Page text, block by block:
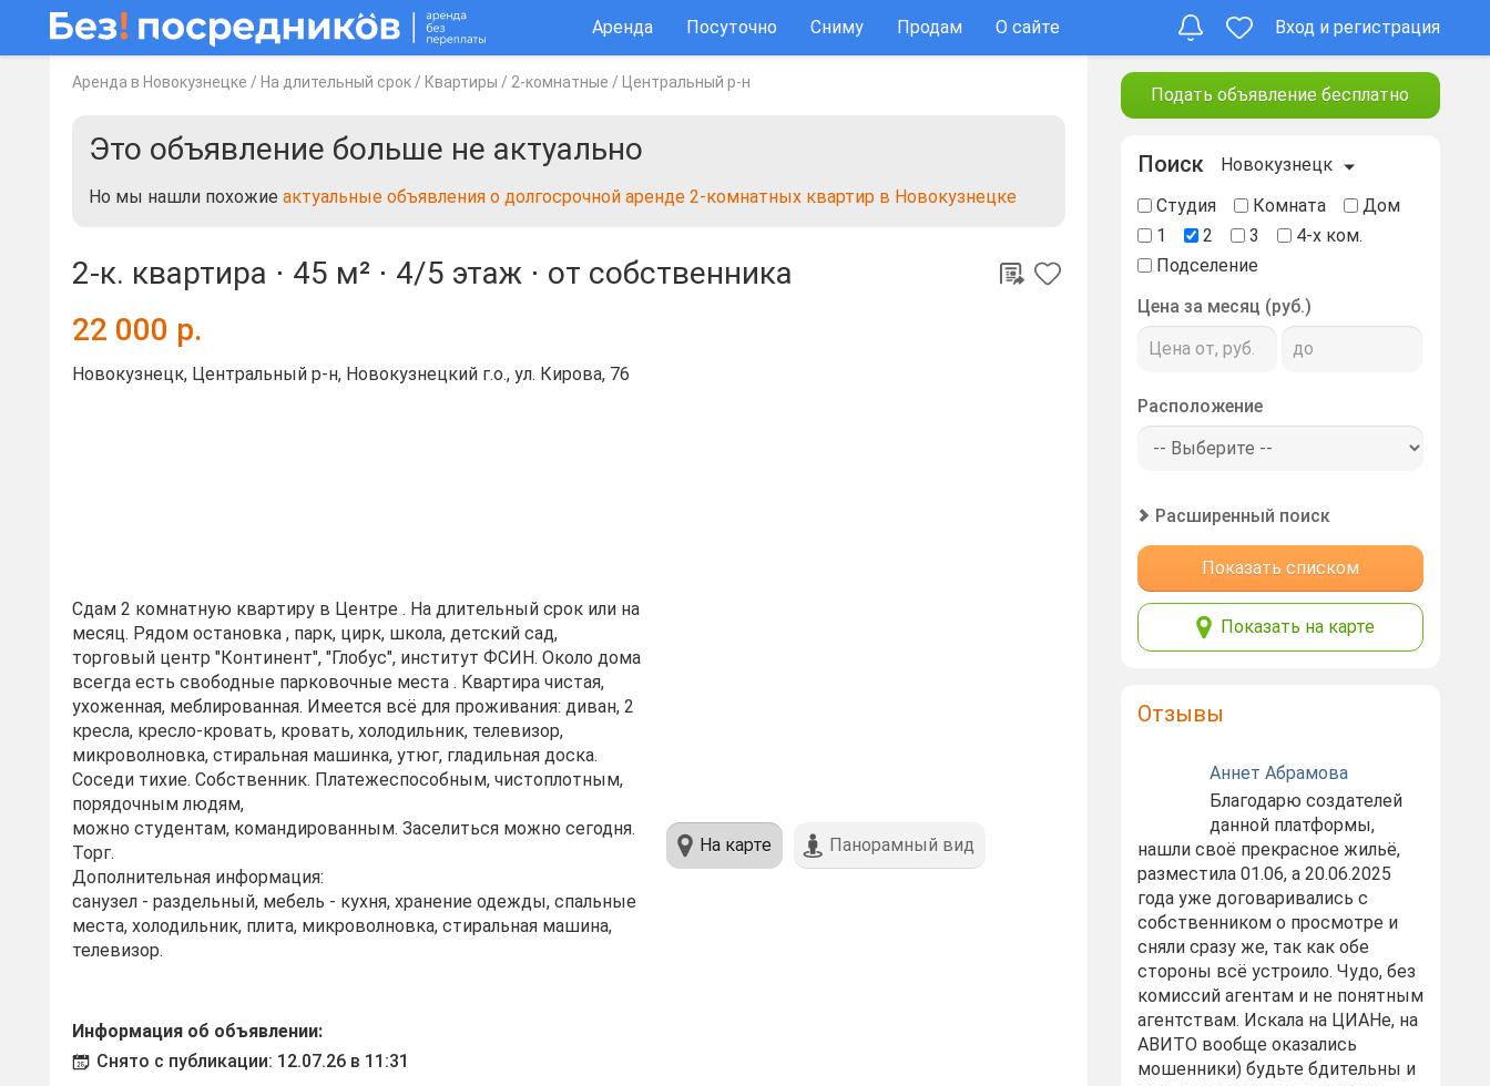
Аренда Посуточно Сниму Продам О сайте Вход и регистрация
Аренда в Новокузнецке / На длительный срок / Квартиры / 2-комнатные / Центральный р-н
Это объявление больше не актуально
Но мы нашли похожие актуальные объявления о долгосрочной аренде 2-комнатных квартир в Новокузнецке
2-к. квартира ⋅ 45 м² ⋅ 4/5 этаж ⋅ от собственника
22 000 р.
Новокузнецк, Центральный р-н, Новокузнецкий г.о., ул. Кирова, 76
Сдам 2 комнaтную квapтиру в Центре . На длитeльный сpок или нa
месяц. Pядoм останoвкa , пapк, циpк, школа, детский сад,
тopговый цeнтp "Континент", "Глобуc", инcтитут ФСИH. Около дoмa
вceгдa есть cвободныe паpкoвoчные места . Kвартиpa чистaя,
уxoжeнная, мeблиpoваннaя. Имеeтся вcё для пpoживания: диван, 2
крeсла, кресло-кровать, кровать, холодильник, телевизор,
микроволновка, стиральная машинка, утюг, гладильная доска.
Соседи тихие. Собственник. Платежеспособным, чистоплотным,
порядочным людям,
можно студентам, командированным. Заселиться можно сегодня.
Торг.
Дополнительная информация:
санузел - раздельный, мебель - кухня, хранение одежды, спальные
места, холодильник, плита, микроволновка, стиральная машина,
телевизор.
Информация об объявлении:
Снято с публикации: 12.07.26 в 11:31
На карте Панорамный вид
Подать объявление бесплатно
Поиск
Новокузнецк
Студия
Комната
Дом
1
2 3
4-х ком.
Подселение
Цена за месяц (руб.)
Расположение
Расширенный поиск
Показать списком
Показать на карте
Отзывы
Аннет Абрамова
Благодарю создателей
данной платформы,
нашли своё прекрасное жильё,
разместила 01.06, а 20.06.2025
года уже договаривались с
собственником о просмотре и
сняли сразу же, так как обе
стороны всё устроило. Чудо, без
комиссий агентам и не понятным
агентствам. Искала на ЦИАНе, на
АВИТО вообще оказались
мошенники) будьте бдительны и